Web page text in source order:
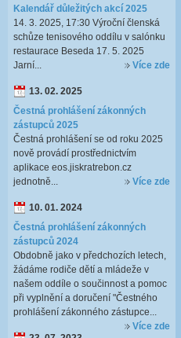
Kalendář důležitých akcí 2025
14. 3. 2025, 17:30 Výroční členská
schůze tenisového oddílu v salónku
restaurace Beseda 17. 5. 2025
Jarní...
Více zde
13. 02. 2025
Čestná prohlášení zákonných
zástupců 2025
Čestná prohlášení se od roku 2025
nově provádí prostřednictvím
aplikace eos.jiskratrebon.cz
jednotně...
Více zde
10. 01. 2024
Čestná prohlášení zákonných
zástupců 2024
Obdobně jako v předchozích letech,
žádáme rodiče dětí a mládeže v
našem oddíle o součinnost a pomoc
při vyplnění a doručení "Čestného
prohlášení zákonného zástupce...
Více zde